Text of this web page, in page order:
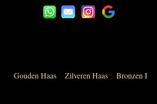
Gouden Haas Zilveren Haas Bronzen Haas